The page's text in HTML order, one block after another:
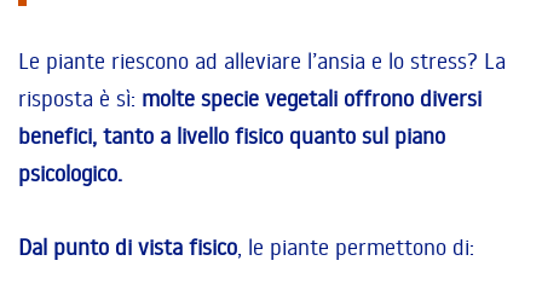
Le piante riescono ad alleviare l’ansia e lo stress? La
risposta è sì: molte specie vegetali offrono diversi
benefici, tanto a livello fisico quanto sul piano
psicologico.
Dal punto di vista fisico, le piante permettono di: